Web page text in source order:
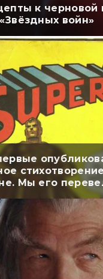
к черновой
войн»
Мы его